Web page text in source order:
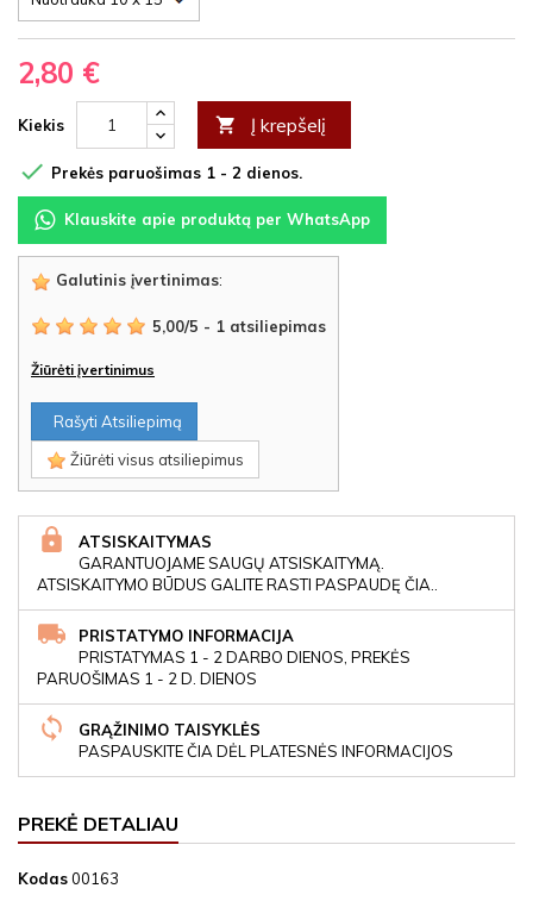
2,80 €
Kiekis  Į krepšelį
 Prekės paruošimas 1 - 2 dienos.
Klauskite apie produktą per WhatsApp
Galutinis įvertinimas:
5,00/5 - 1 atsiliepimas
Žiūrėti įvertinimus
Rašyti Atsiliepimą
Žiūrėti visus atsiliepimus
ATSISKAITYMAS
GARANTUOJAME SAUGŲ ATSISKAITYMĄ.
ATSISKAITYMO BŪDUS GALITE RASTI PASPAUDĘ ČIA..
PRISTATYMO INFORMACIJA
PRISTATYMAS 1 - 2 DARBO DIENOS, PREKĖS
PARUOŠIMAS 1 - 2 D. DIENOS
GRĄŽINIMO TAISYKLĖS
PASPAUSKITE ČIA DĖL PLATESNĖS INFORMACIJOS
PREKĖ DETALIAU
Kodas00163